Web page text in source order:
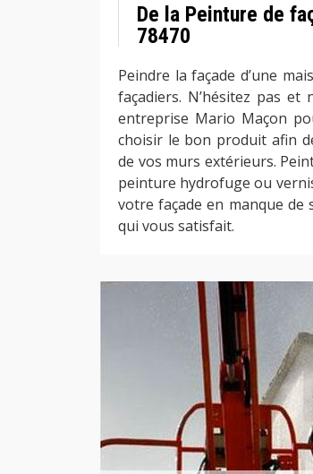
De la Peinture de
78470
Peindre la façade d’une
façadiers. N’hésitez pas
entreprise Mario Maçon
choisir le bon produit afin
de vos murs extérieurs.
peinture hydrofuge ou
votre façade en manque de
qui vous satisfait.